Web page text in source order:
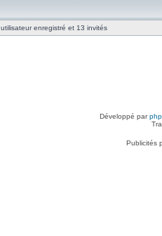
enregistré et 13 invités
Développé par
Publicités